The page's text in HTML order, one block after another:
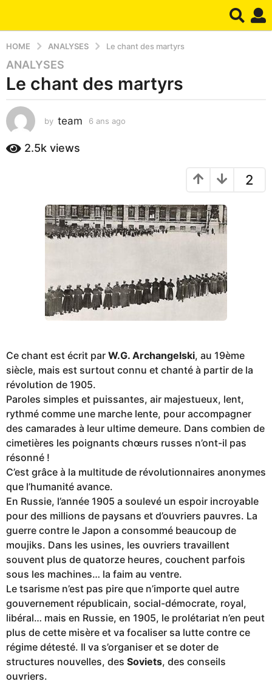
HOME ANALYSES Le chant des martyrs
6
a
s
a
o
ANALYSES
Le chant des martyrs
by team 6 ans ago
2.5k views
2
Ce chant est écrit par W.G. Archangelski, au 19ème
siècle, mais est surtout connu et chanté à partir de la
révolution de 1905.
Paroles simples et puissantes, air majestueux, lent,
rythmé comme une marche lente, pour accompagner
des camarades à leur ultime demeure. Dans combien de
cimetières les poignants chœurs russes n’ont-il pas
résonné !
C’est grâce à la multitude de révolutionnaires anonymes
que l’humanité avance.
En Russie, l’année 1905 a soulevé un espoir incroyable
pour des millions de paysans et d’ouvriers pauvres. La
guerre contre le Japon a consommé beaucoup de
moujiks. Dans les usines, les ouvriers travaillent
souvent plus de quatorze heures, couchent parfois
sous les machines… la faim au ventre.
Le tsarisme n’est pas pire que n’importe quel autre
gouvernement républicain, social-démocrate, royal,
libéral… mais en Russie, en 1905, le prolétariat n’en peut
plus de cette misère et va focaliser sa lutte contre ce
régime détesté. Il va s’organiser et se doter de
structures nouvelles, des Soviets, des conseils
ouvriers.